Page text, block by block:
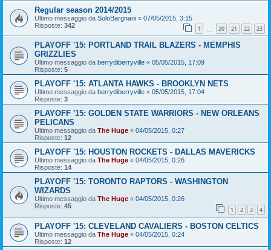
Regular season 2014/2015
Ultimo messaggio da SoloBargnani « 07/05/2015, 3:15
Risposte: 342 1 20 21 22 23
PLAYOFF '15: PORTLAND TRAIL BLAZERS - MEMPHIS
GRIZZLIES
Ultimo messaggio da berrydiberryville « 05/05/2015, 17:09
Risposte: 5
PLAYOFF '15: ATLANTA HAWKS - BROOKLYN NETS
Ultimo messaggio da berrydiberryville « 05/05/2015, 17:04
Risposte: 3
PLAYOFF '15: GOLDEN STATE WARRIORS - NEW ORLEANS
PELICANS
Ultimo messaggio da The Huge « 04/05/2015, 0:27
Risposte: 12
PLAYOFF '15: HOUSTON ROCKETS - DALLAS MAVERICKS
Ultimo messaggio da The Huge « 04/05/2015, 0:26
Risposte: 14
PLAYOFF '15: TORONTO RAPTORS - WASHINGTON
WIZARDS
Ultimo messaggio da The Huge « 04/05/2015, 0:26
Risposte: 45 1 2 3 4
PLAYOFF '15: CLEVELAND CAVALIERS - BOSTON CELTICS
Ultimo messaggio da The Huge « 04/05/2015, 0:24
Risposte: 12